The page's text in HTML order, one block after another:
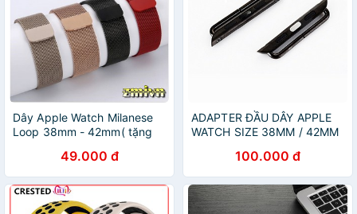
Dây Apple Watch Milanese
Loop 38mm - 42mm( tặng
49.000 đ
ADAPTER ĐẦU DÂY APPLE
WATCH SIZE 38MM / 42MM
100.000 đ